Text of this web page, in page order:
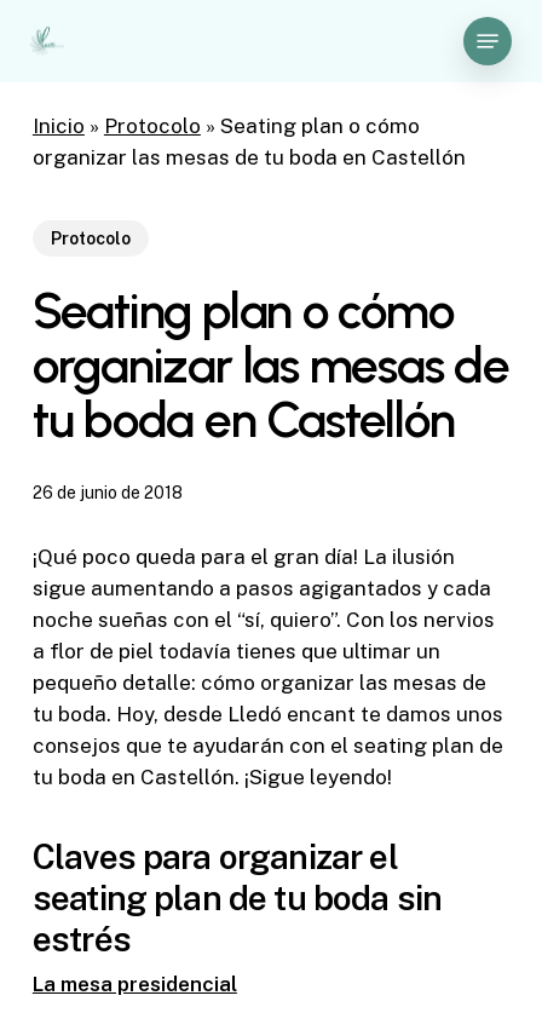
Menu
Inicio » Protocolo » Seating plan o cómo
organizar las mesas de tu boda en Castellón
Protocolo
Seating plan o cómo
organizar las mesas de
tu boda en Castellón
26 de junio de 2018
¡Qué poco queda para el gran día! La ilusión
sigue aumentando a pasos agigantados y cada
noche sueñas con el “sí, quiero”. Con los nervios
a flor de piel todavía tienes que ultimar un
pequeño detalle: cómo organizar las mesas de
tu boda. Hoy, desde Lledó encant te damos unos
consejos que te ayudarán con el seating plan de
tu boda en Castellón. ¡Sigue leyendo!
Claves para organizar el
seating plan de tu boda sin
estrés
La mesa presidencial